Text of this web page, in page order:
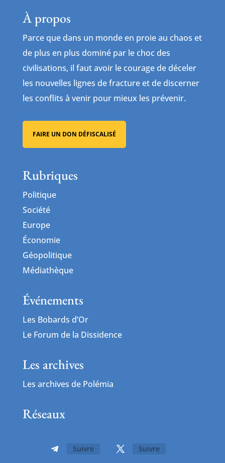
À propos
Parce que dans un monde en proie au chaos et
de plus en plus dominé par le choc des
civilisations, il faut avoir le courage de déceler
les nouvelles lignes de fracture et de discerner
les conflits à venir pour mieux les prévenir.
FAIRE UN DON DÉFISCALISÉ
Rubriques
Politique
Société
Europe
Économie
Géopolitique
Médiathèque
Événements
Les Bobards d’Or
Le Forum de la Dissidence
Les archives
Les archives de Polémia
Réseaux
Suivre Suivre